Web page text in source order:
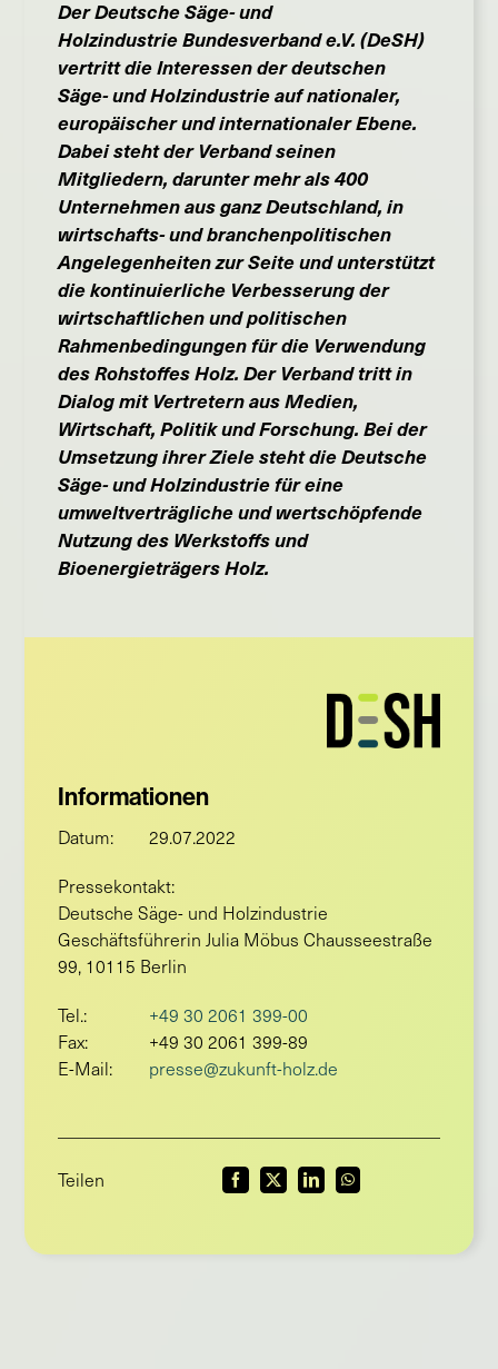
DerDeutsche Säge- und
Holzindustrie Bundesverband e.V. (DeSH)
vertritt die Interessen der deutschen
Säge- und Holzindustrie auf nationaler,
europäischer und internationaler Ebene.
Dabei steht der Verband seinen
Mitgliedern, darunter mehr als 400
Unternehmen aus ganz Deutschland, in
wirtschafts- und branchenpolitischen
Angelegenheiten zur Seite und unterstützt
die kontinuierliche Verbesserung der
wirtschaftlichen und politischen
Rahmenbedingungen für die Verwendung
des Rohstoffes Holz. Der Verband tritt in
Dialog mit Vertretern aus Medien,
Wirtschaft, Politik und Forschung. Bei der
Umsetzung ihrer Ziele steht die Deutsche
Säge- und Holzindustriefür eine
umweltverträgliche und wertschöpfende
Nutzung des Werkstoffs und
Bioenergieträgers Holz.
Informationen
Datum: 29.07.2022
Pressekontakt:
Deutsche Säge- und Holzindustrie
Geschäftsführerin Julia Möbus Chausseestraße
99, 10115 Berlin
Tel.:
+49 30 2061 399-00
Fax:
+49 30 2061 399-89
E-Mail:
presse@zukunft-holz.de
Teilen